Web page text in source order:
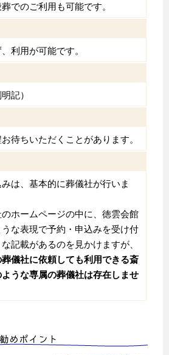
でのご利用も可能です。
利用が可能です。
記）
待ちいただくことがあります。
は、基本的に葬儀社が行いま
ホームページの中に、徳雲会館
な表現で予約・申込みを受け付
記載があるのを見かけますが、
儀社に依頼しても利用できる斎
うな専属の葬儀社は存在しませ
めポイント